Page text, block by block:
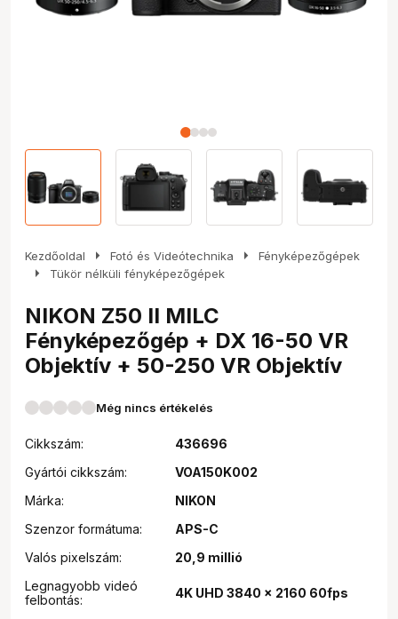
Kezdőoldal arrow_right Fotó és Videótechnika arrow_right Fényképezőgépek
arrow_right Tükör nélküli fényképezőgépek
NIKON Z50 II MILC
Fényképezőgép + DX 16-50 VR
Objektív + 50-250 VR Objektív
Még nincs értékelés
Cikkszám:
436696
Gyártói cikkszám:
VOA150K002
Márka:
NIKON
Szenzor formátuma:
APS-C
Valós pixelszám:
20,9 millió
Legnagyobb videó
felbontás:
4K UHD 3840 x 2160 60fps